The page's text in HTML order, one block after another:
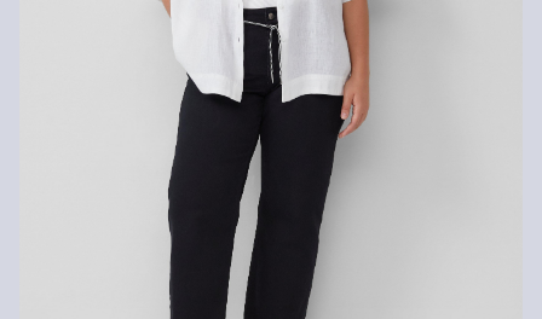
Nachhaltig zertifizierte Faser
Im Bereich nachhaltig zertifizierter Fasern engagieren wir uns für
Naturfasern aus erneuerbaren Quellen. Ihre Rohstoffe sind
ressourcenschonend angebaut.
Supporting Better Cotton: Wenn Du dich für unsere
Baumwollprodukte entscheidest, unterstützt Du unsere Investition
in die Mission von Better Cotton, Gemeinschaften zu helfen
fortzubestehen und zu gedeihen; und gleichzeitig die Umwelt zu
schützen und wiederherzustellen. Better Cotton unterstützt